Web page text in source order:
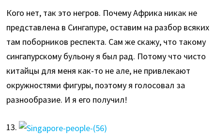
Кого нет, так это негров. Почему Африка никак не
представлена в Сингапуре, оставим на разбор всяких
там поборников респекта. Сам же скажу, что такому
сингапурскому бульону я был рад. Потому что чисто
китайцы для меня как-то не але, не привлекают
окружностями фигуры, поэтому я голосовал за
разнообразие. И я его получил!
13.